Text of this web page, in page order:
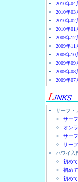
2010年04
2010年03
2010年02
2010年01
2009年12
2009年11
2009年10
2009年09
2009年08
2009年07
サーフ・
サー
オン
サー
サー
ハワイ入
初め
初め
初め